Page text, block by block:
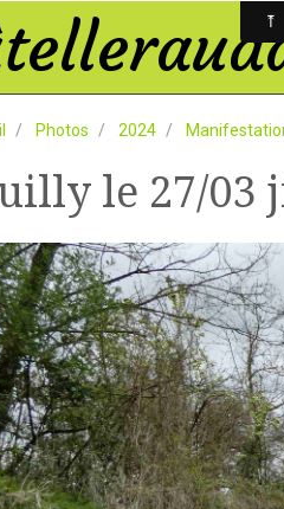
Photos 2024
le 27/03